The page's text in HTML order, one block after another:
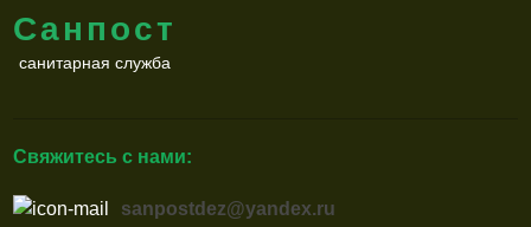
Санпост
санитарная служба
Свяжитесь с нами:
sanpostdez@yandex.ru